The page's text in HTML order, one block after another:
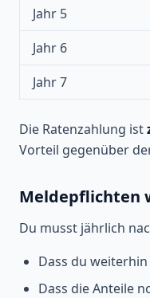
Jahr 5
Jahr 6
Jahr 7
Die Ratenzahlung ist
Vorteil gegenüber
Meldepflichten
Du musst jährlich
Dass du
Dass die Anteile